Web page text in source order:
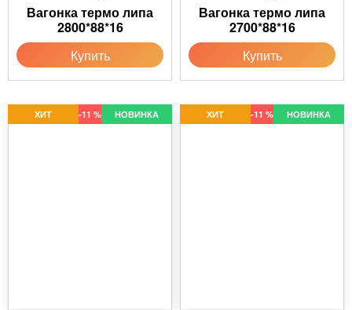
Вагонка термо липа
2800*88*16
Купить
Вагонка термо липа
2700*88*16
Купить
-11 % НОВИНКА
ХИТ -11 % НОВИНКА
ХИТ